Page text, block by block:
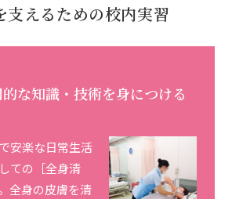
支えるための校内実習
な知識・技術を身につける
安楽な日常生活
ての［全身清
全身の皮膚を清